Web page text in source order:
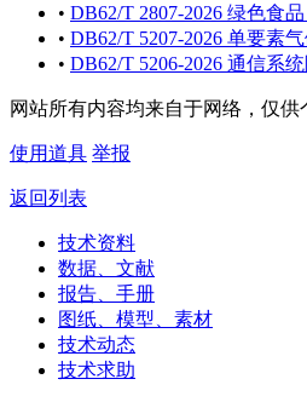
• DB62/T 2807-2026 绿色食
• DB62/T 5207-2026 单要素
• DB62/T 5206-2026 通信系
网站所有内容均来自于网络，仅供
使用道具 举报
返回列表
技术资料
数据、文献
报告、手册
图纸、模型、素材
技术动态
技术求助